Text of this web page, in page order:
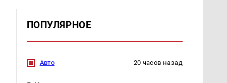
ПОПУЛЯРНОЕ
Авто 20 часов назад